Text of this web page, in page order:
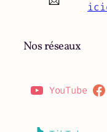
Nos réseaux
YouTube